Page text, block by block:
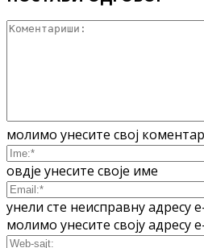
молимо унесите свој
овдје унесите своје име
унели сте неисправну адресу
молимо унесите своју адресу